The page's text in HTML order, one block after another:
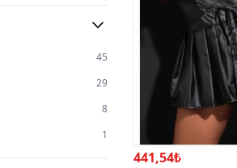
45
29
8
1
441,54₺